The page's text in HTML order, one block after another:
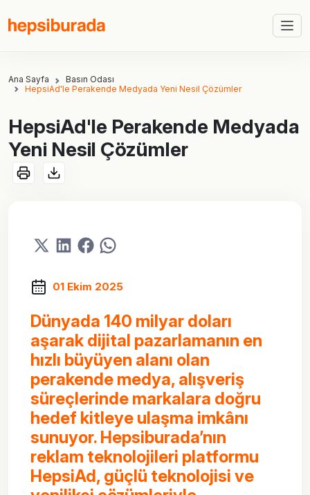
Ana Sayfa
Basın Odası
HepsiAd'le Perakende Medyada Yeni Nesil Çözümler
HepsiAd'le Perakende Medyada
Yeni Nesil Çözümler
01 Ekim 2025
Dünyada 140 milyar doları
aşarak dijital pazarlamanın en
hızlı büyüyen alanı olan
perakende medya, alışveriş
süreçlerinde markalara doğru
hedef kitleye ulaşma imkânı
sunuyor. Hepsiburada’nın
reklam teknolojileri platformu
HepsiAd, güçlü teknolojisi ve